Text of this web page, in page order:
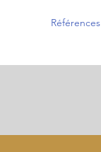
Références